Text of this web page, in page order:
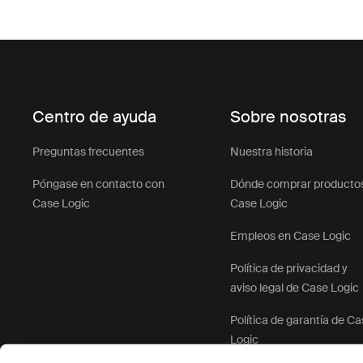
Centro de ayuda
Preguntas frecuentes
Póngase en contacto con
Case Logic
Sobre nosotras
Nuestra historia
Dónde comprar
Case Logic
Empleos en Case Logic
Política de privacidad y
aviso legal de Case Logic
Política de garantía de
Logic